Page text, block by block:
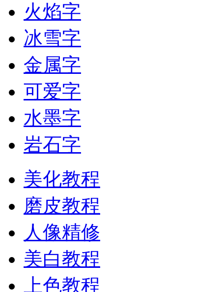
火焰字
冰雪字
金属字
可爱字
水墨字
岩石字
美化教程
磨皮教程
人像精修
美白教程
上色教程